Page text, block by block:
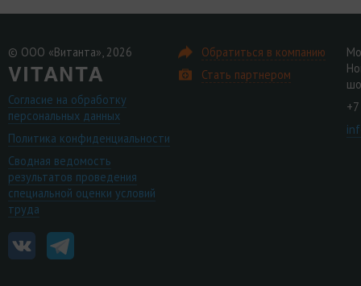
© ООО «Витанта», 2026
Согласие на обработку
персональных данных
Политика конфиденциальности
Сводная ведомость
результатов проведения
специальной оценки условий
труда
Обратиться в компанию
Стать партнером